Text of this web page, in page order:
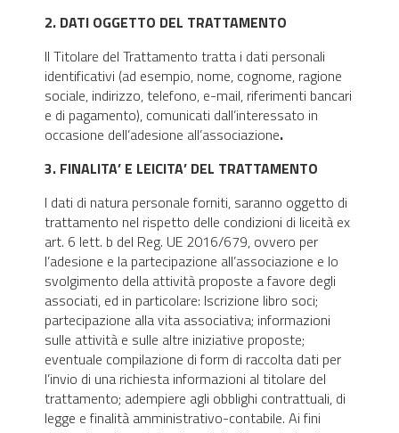
2. DATI OGGETTO DEL TRATTAMENTO
Il Titolare del Trattamento tratta i dati personali
identificativi (ad esempio, nome, cognome, ragione
sociale, indirizzo, telefono, e-mail, riferimenti bancari
e di pagamento), comunicati dall’interessato in
occasione dell’adesione all’associazione.
3. FINALITA’ E LEICITA’ DEL TRATTAMENTO
I dati di natura personale forniti, saranno oggetto di
trattamento nel rispetto delle condizioni di liceità ex
art. 6 lett. b del Reg. UE 2016/679, ovvero per
l’adesione e la partecipazione all’associazione e lo
svolgimento della attività proposte a favore degli
associati, ed in particolare: Iscrizione libro soci;
partecipazione alla vita associativa; informazioni
sulle attività e sulle altre iniziative proposte;
eventuale compilazione di form di raccolta dati per
l’invio di una richiesta informazioni al titolare del
trattamento; adempiere agli obblighi contrattuali, di
legge e finalità amministrativo-contabile. Ai fini